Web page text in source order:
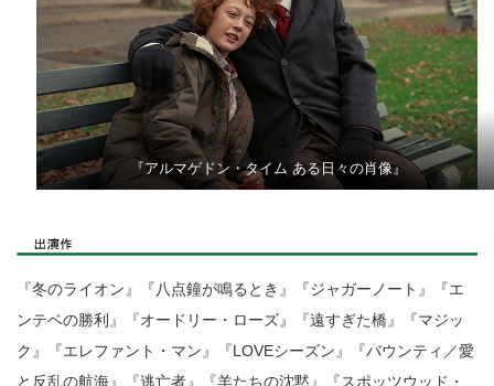
『アルマゲドン・タイム ある日々の肖像』
『冬のライオン』『八点鐘が鳴るとき』『ジャガーノート』『エ
ンテベの勝利』『オードリー・ローズ』『遠すぎた橋』『マジッ
ク』『エレファント・マン』『LOVEシーズン』『バウンティ／愛
と反乱の航海』『逃亡者』『羊たちの沈黙』『スポッツウッド・